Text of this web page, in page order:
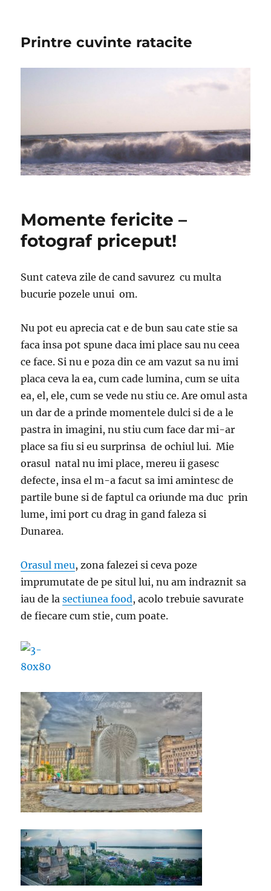
Printre cuvinte ratacite
Momente fericite –
fotograf priceput!
Sunt cateva zile de cand savurez cu multa
bucurie pozele unui om.
Nu pot eu aprecia cat e de bun sau cate stie sa
faca insa pot spune daca imi place sau nu ceea
ce face. Si nu e poza din ce am vazut sa nu imi
placa ceva la ea, cum cade lumina, cum se uita
ea, el, ele, cum se vede nu stiu ce. Are omul asta
un dar de a prinde momentele dulci si de a le
pastra in imagini, nu stiu cum face dar mi-ar
place sa fiu si eu surprinsa de ochiul lui. Mie
orasul natal nu imi place, mereu ii gasesc
defecte, insa el m-a facut sa imi amintesc de
partile bune si de faptul ca oriunde ma duc prin
lume, imi port cu drag in gand faleza si
Dunarea.
Orasul meu, zona falezei si ceva poze
imprumutate de pe situl lui, nu am indraznit sa
iau de lasectiunea food, acolo trebuie savurate
de fiecare cum stie, cum poate.